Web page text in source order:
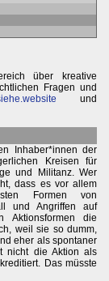
über kreative
Fragen und
und
Inhaber*innen der
Kreisen für
und Militanz. Wer
dass es vor allem
Formen von
und Angriffen auf
Aktionsformen die
weil sie so dumm,
eher als spontaner
nicht die Aktion als
Das müsste